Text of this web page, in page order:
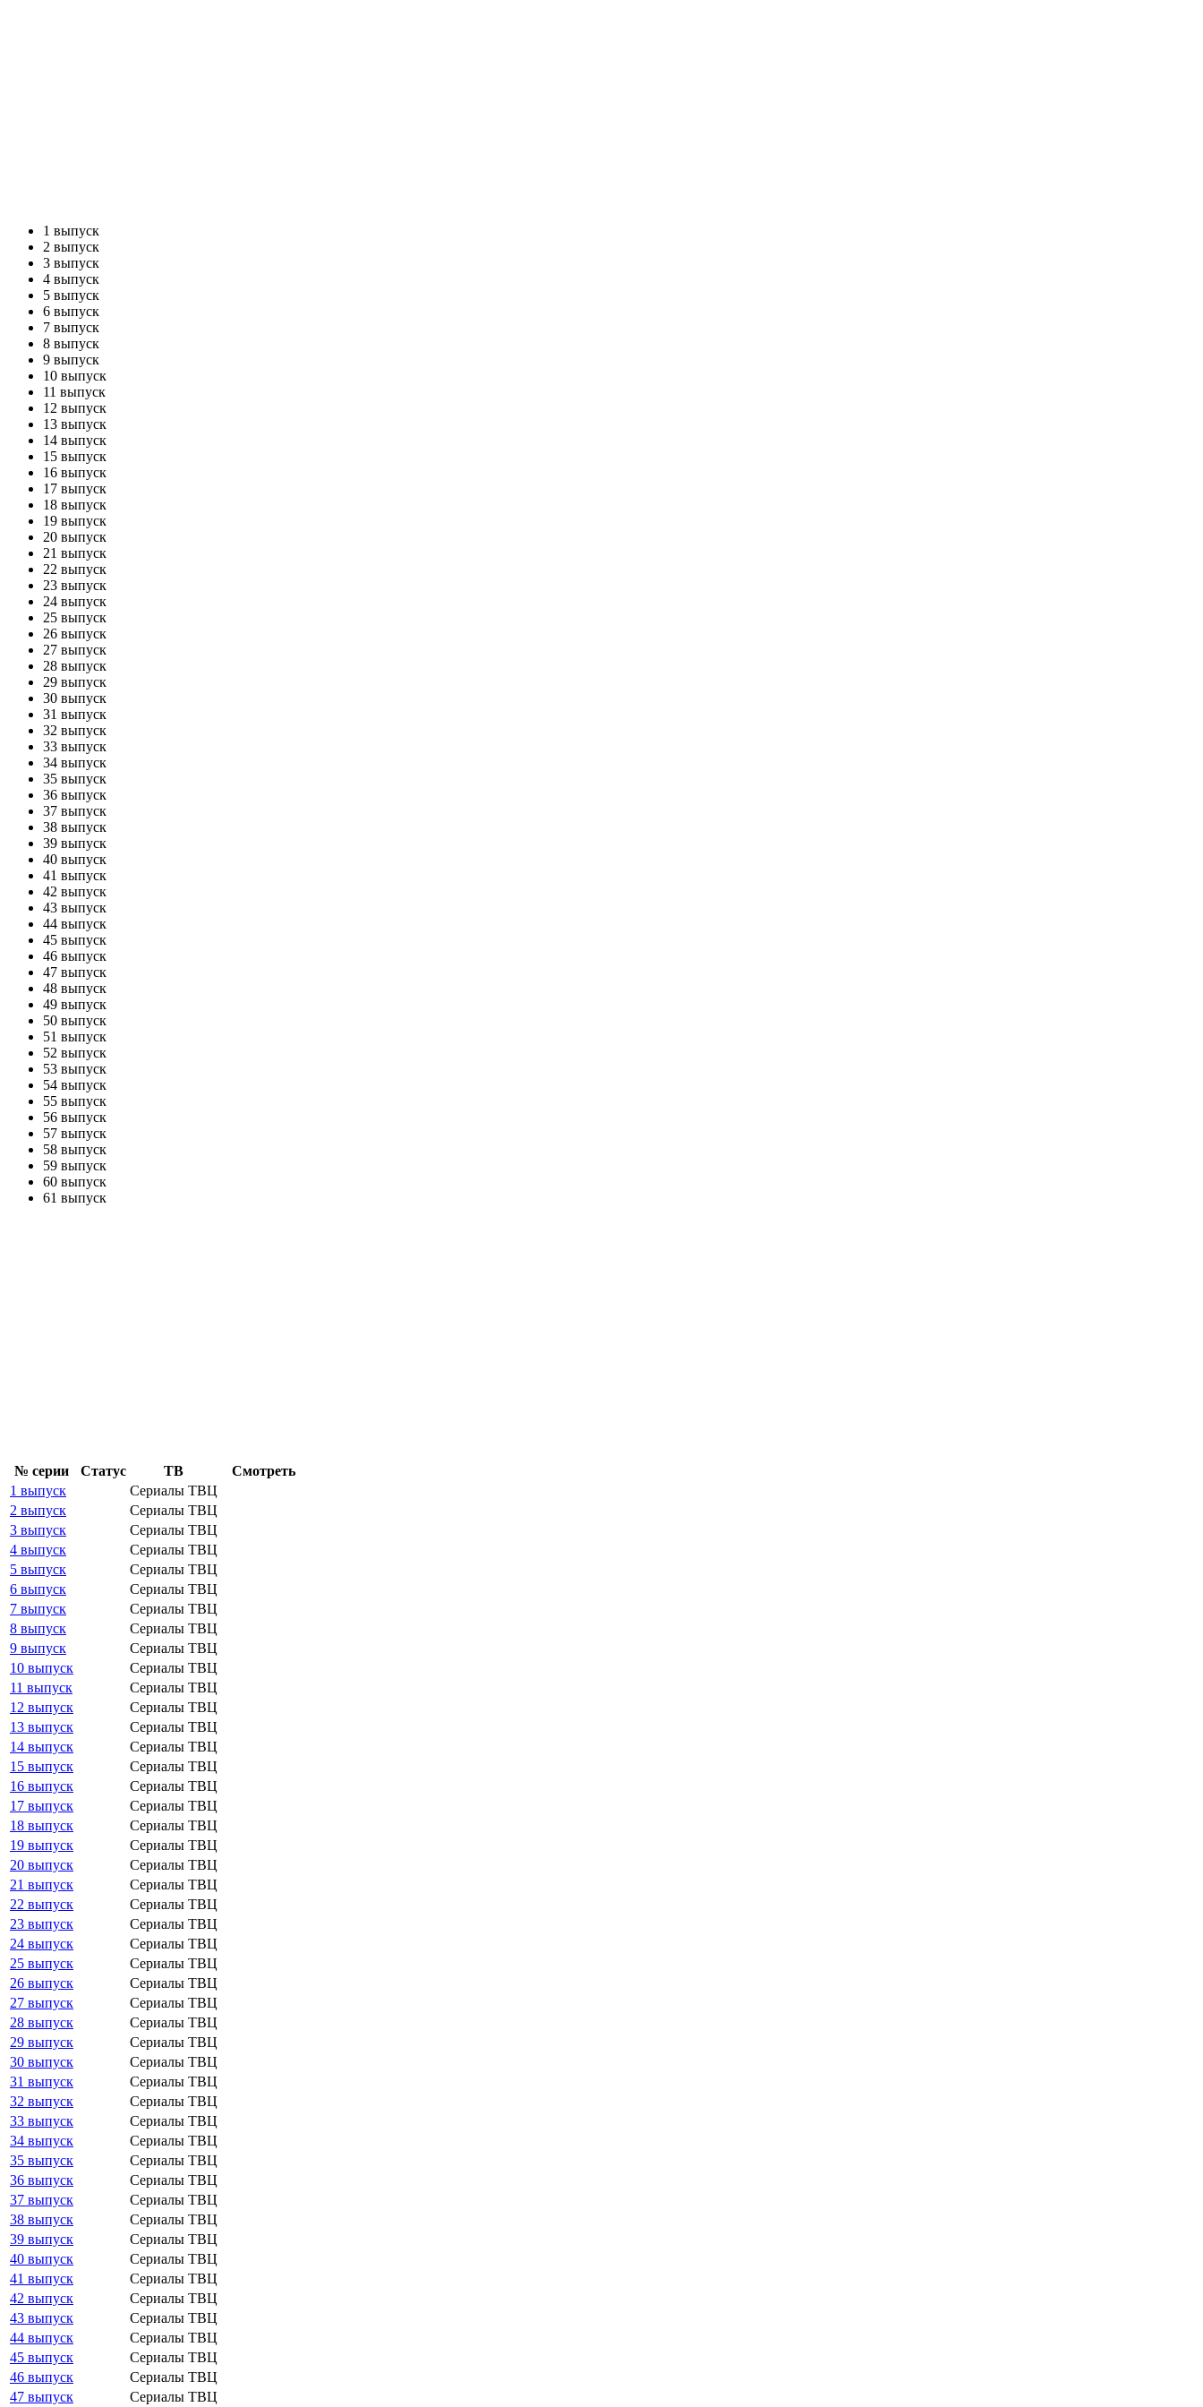
1 выпуск
2 выпуск
3 выпуск
4 выпуск
5 выпуск
6 выпуск
7 выпуск
8 выпуск
9 выпуск
10 выпуск
11 выпуск
12 выпуск
13 выпуск
14 выпуск
15 выпуск
16 выпуск
17 выпуск
18 выпуск
19 выпуск
20 выпуск
21 выпуск
22 выпуск
23 выпуск
24 выпуск
25 выпуск
26 выпуск
27 выпуск
28 выпуск
29 выпуск
30 выпуск
31 выпуск
32 выпуск
33 выпуск
34 выпуск
35 выпуск
36 выпуск
37 выпуск
38 выпуск
39 выпуск
40 выпуск
41 выпуск
42 выпуск
43 выпуск
44 выпуск
45 выпуск
46 выпуск
47 выпуск
48 выпуск
49 выпуск
50 выпуск
51 выпуск
52 выпуск
53 выпуск
54 выпуск
55 выпуск
56 выпуск
57 выпуск
58 выпуск
59 выпуск
60 выпуск
61 выпуск
№ се­рии Ста­тус ТВ
Смот­реть
1 выпуск
Сериалы ТВЦ
2 выпуск
Сериалы ТВЦ
3 выпуск
Сериалы ТВЦ
4 выпуск
Сериалы ТВЦ
5 выпуск
Сериалы ТВЦ
6 выпуск
Сериалы ТВЦ
7 выпуск
Сериалы ТВЦ
8 выпуск
Сериалы ТВЦ
9 выпуск
Сериалы ТВЦ
10 выпуск
Сериалы ТВЦ
11 выпуск
Сериалы ТВЦ
12 выпуск
Сериалы ТВЦ
13 выпуск
Сериалы ТВЦ
14 выпуск
Сериалы ТВЦ
15 выпуск
Сериалы ТВЦ
16 выпуск
Сериалы ТВЦ
17 выпуск
Сериалы ТВЦ
18 выпуск
Сериалы ТВЦ
19 выпуск
Сериалы ТВЦ
20 выпуск
Сериалы ТВЦ
21 выпуск
Сериалы ТВЦ
22 выпуск
Сериалы ТВЦ
23 выпуск
Сериалы ТВЦ
24 выпуск
Сериалы ТВЦ
25 выпуск
Сериалы ТВЦ
26 выпуск
Сериалы ТВЦ
27 выпуск
Сериалы ТВЦ
28 выпуск
Сериалы ТВЦ
29 выпуск
Сериалы ТВЦ
30 выпуск
Сериалы ТВЦ
31 выпуск
Сериалы ТВЦ
32 выпуск
Сериалы ТВЦ
33 выпуск
Сериалы ТВЦ
34 выпуск
Сериалы ТВЦ
35 выпуск
Сериалы ТВЦ
36 выпуск
Сериалы ТВЦ
37 выпуск
Сериалы ТВЦ
38 выпуск
Сериалы ТВЦ
39 выпуск
Сериалы ТВЦ
40 выпуск
Сериалы ТВЦ
41 выпуск
Сериалы ТВЦ
42 выпуск
Сериалы ТВЦ
43 выпуск
Сериалы ТВЦ
44 выпуск
Сериалы ТВЦ
45 выпуск
Сериалы ТВЦ
46 выпуск
Сериалы ТВЦ
47 выпуск
Сериалы ТВЦ